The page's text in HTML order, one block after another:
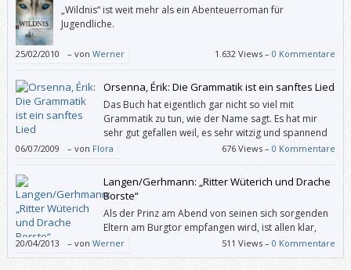
„Wildnis“ ist weit mehr als ein Abenteuerroman für
Jugendliche.
25/02/2010 – von Werner 1.632 Views –0 Kommentare
Orsenna, Érik: Die Grammatik ist ein sanftes Lied
Das Buch hat eigentlich gar nicht so viel mit
Grammatik zu tun, wie der Name sagt. Es hat mir
sehr gut gefallen weil, es sehr witzig und spannend
geschrieben ist.
06/07/2009 – von Flora 676 Views –0 Kommentare
Langen/Gerhmann: „Ritter Wüterich und Drache
Borste“
Als der Prinz am Abend von seinen sich sorgenden
Eltern am Burgtor empfangen wird, ist allen klar,
dass dies nicht sein letztes echtes Abenteuer
gewesen sein kann. Noch dazu, wo draußen im finsteren Wald ein
20/04/2013 – von Werner 511 Views –0 Kommentare